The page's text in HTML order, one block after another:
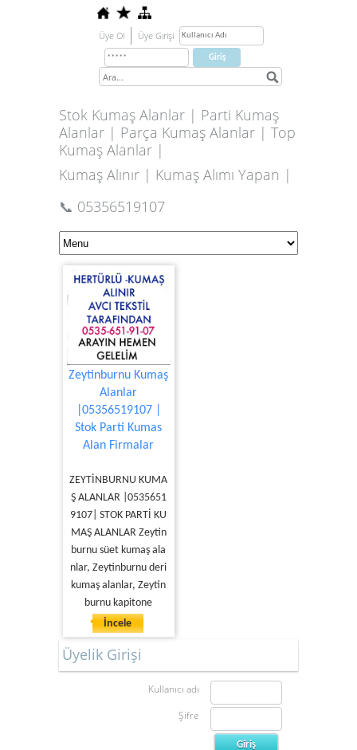
Üye Ol Üye Girişi
Stok Kumaş Alanlar | Parti Kumaş
Alanlar | Parça Kumaş Alanlar | Top
Kumaş Alanlar |
Kumaş Alınır | Kumaş Alımı Yapan |
📞 05356519107
Zeytinburnu Kumaş
Alanlar
|05356519107 |
Stok Parti Kumas
Alan Firmalar
ZEYTİNBURNU KUMA
Ş ALANLAR |0535651
9107| STOK PARTİ KU
MAŞ ALANLAR Zeytin
burnu süet kumaş ala
nlar, Zeytinburnu deri
kumaş alanlar, Zeytin
burnu kapitone
İncele
Üyelik Girişi
Kullanıcı adı
Şifre